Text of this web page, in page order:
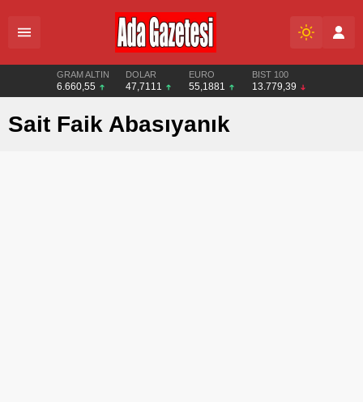
GRAM ALTIN
6.660,55
DOLAR
47,7111
EURO
55,1881
BIST 100
13.779,39
Sait Faik Abasıyanık